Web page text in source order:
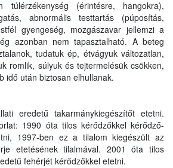
túlérzékenység (érintésre, hangokra),
abnormális testtartás (púposítás,
gyengeség, mozgászavar jellemzi a
azonban nem tapasztalható. A beteg
tudatuk ép, étvágyuk változatlan,
romlik, súlyuk és tejtermelésük csökken,
idő után biztosan elhullanak.
eredetű takarmánykiegészítőt etetni.
1990 óta tilos kérődzőkkel kérődző-
1997-ben ez a tilalom kiegészült az
etetésének tilalmával. 2001 óta tilos
fehérjét kérődzőkkel etetni.